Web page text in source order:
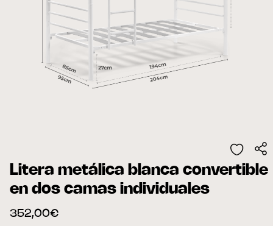
Litera metálica blanca convertible
en dos camas individuales
352,00€